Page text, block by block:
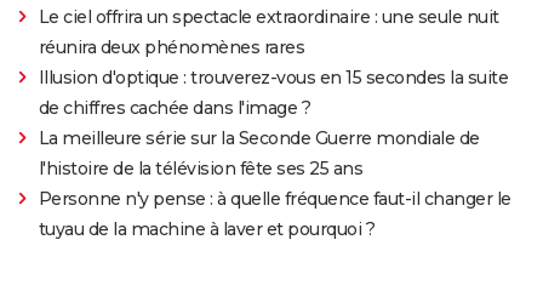
Le ciel offrira un spectacle extraordinaire : une seule nuit
réunira deux phénomènes rares
Illusion d'optique : trouverez-vous en 15 secondes la suite
de chiffres cachée dans l'image ?
La meilleure série sur la Seconde Guerre mondiale de
l'histoire de la télévision fête ses 25 ans
Personne n'y pense : à quelle fréquence faut-il changer le
tuyau de la machine à laver et pourquoi ?